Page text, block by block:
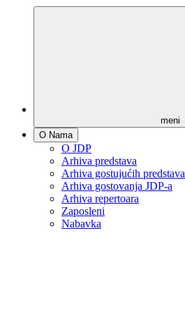
meni
O Nama
O JDP
Arhiva predstava
Arhiva gostujućih predstava
Arhiva gostovanja JDP-a
Arhiva repertoara
Zaposleni
Nabavka